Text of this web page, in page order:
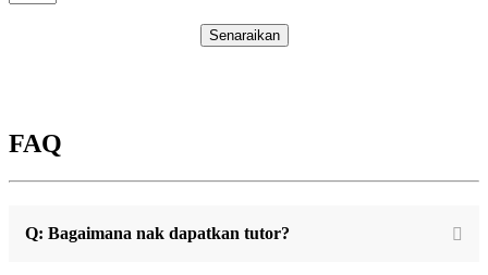
Senaraikan
FAQ
Q: Bagaimana nak dapatkan tutor?